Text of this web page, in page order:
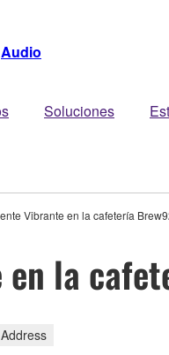
Audio
Soluciones
Vibrante en la cafetería
la